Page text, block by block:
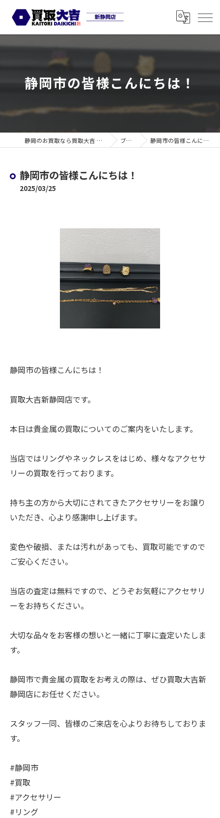
静岡市の皆様こんにちは！
静岡のお買取なら買取大吉 新静岡店 ブログ 静岡市の皆様こんにちは！
静岡市の皆様こんにちは！
2025/03/25
静岡市の皆様こんにちは！
買取大吉新静岡店です。
本日は貴金属の買取についてのご案内をいたします。
当店ではリングやネックレスをはじめ、様々なアクセサ
リーの買取を行っております。
持ち主の方から大切にされてきたアクセサリーをお譲り
いただき、心より感謝申し上げます。
変色や破損、または汚れがあっても、買取可能ですので
ご安心ください。
当店の査定は無料ですので、どうぞお気軽にアクセサリ
ーをお持ちください。
大切な品々をお客様の想いと一緒に丁寧に査定いたしま
す。
静岡市で貴金属の買取をお考えの際は、ぜひ買取大吉新
静岡店にお任せください。
スタッフ一同、皆様のご来店を心よりお待ちしておりま
す。
#静岡市
#買取
#アクセサリー
#リング